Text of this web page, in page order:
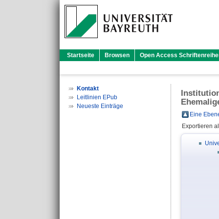
Startseite Browsen Open Access
Kontakt
Leitlinien EPub
Neueste Einträge
Eine
Exportieren